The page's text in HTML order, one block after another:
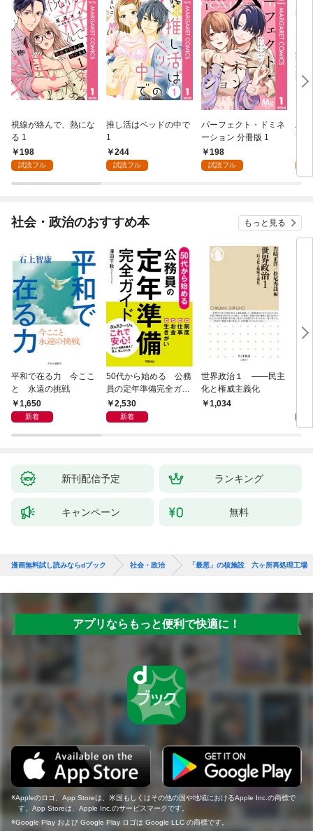
視線が絡んで、熱にな
る 1
198
試読フル
推し活はベッドの中で
1
244
試読フル
パーフェクト・ドミネ
ーション 分冊版 1
198
試読フル
ふ
言
社会・政治のおすすめ本 もっと見る
平和で在る力 今ここ
と 永遠の挑戦
1,650
新着
50代から始める 公務
員の定年準備完全ガイ
ド2,530
新着
世界政治１ ――民主
化と権威主義化
1,034
新刊配信予定 ランキング
キャンペーン 無料
漫画無料試し読みならdブック 社会・政治 「最悪」の核施設 六ヶ所再処理工場
アプリならもっと便利で快適に！
Appleのロゴ、App Storeは、米国もしくはその他の国や地域におけるApple Inc.の商標で
す。App Storeは、Apple Inc.のサービスマークです。
Google Play および Google Play ロゴは Google LLC の商標です。